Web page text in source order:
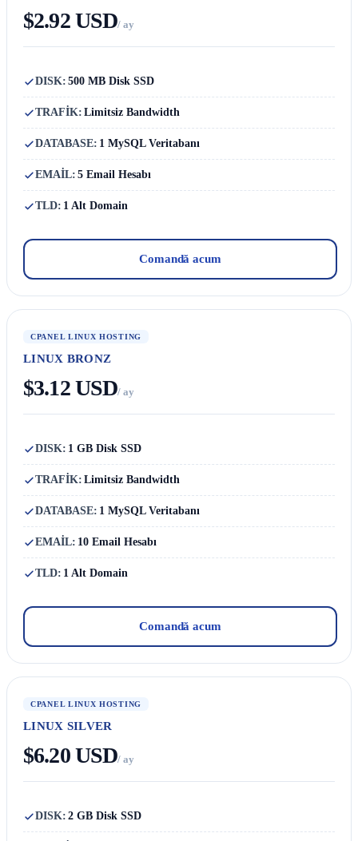
$2.92 USD/ ay
DISK: 500 MB Disk SSD
TRAFİK: Limitsiz Bandwidth
DATABASE: 1 MySQL Veritabanı
EMAİL: 5 Email Hesabı
TLD: 1 Alt Domain
Comandă acum
CPANEL LINUX HOSTING
LINUX BRONZ
$3.12 USD/ ay
DISK: 1 GB Disk SSD
TRAFİK: Limitsiz Bandwidth
DATABASE: 1 MySQL Veritabanı
EMAİL: 10 Email Hesabı
TLD: 1 Alt Domain
Comandă acum
CPANEL LINUX HOSTING
LINUX SILVER
$6.20 USD/ ay
DISK: 2 GB Disk SSD